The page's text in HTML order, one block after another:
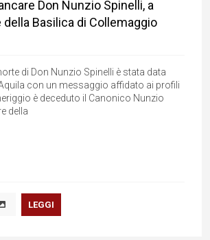
Don Nunzio Spinelli, a
della Basilica di Collemaggio
di Don Nunzio Spinelli è stata data
con un messaggio affidato ai profili
è deceduto il Canonico Nunzio
della
LEGGI